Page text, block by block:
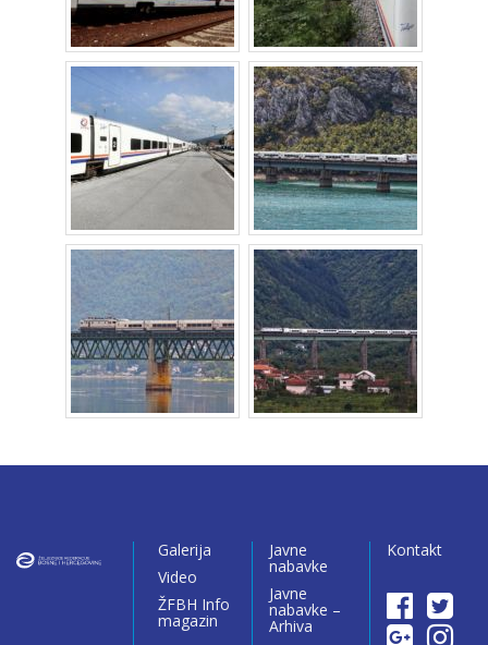
Galerija
Video
ŽFBH Info
magazin
Javne
nabavke
Javne
nabavke –
Arhiva
Kontakt